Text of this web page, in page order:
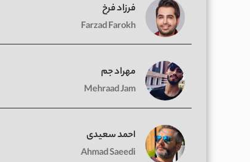
فرزاد فرخ
Farzad Farokh
مهراد جم
Mehraad Jam
احمد سعیدی
Ahmad Saeedi